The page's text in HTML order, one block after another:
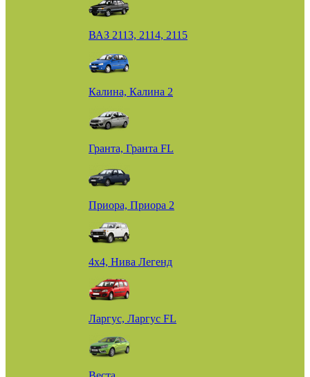
ВАЗ 2113, 2114, 2115
Калина, Калина 2
Гранта, Гранта FL
Приора, Приора 2
4х4, Нива Легенд
Ларгус, Ларгус FL